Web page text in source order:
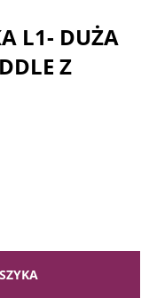
L1- DUŻA
Z